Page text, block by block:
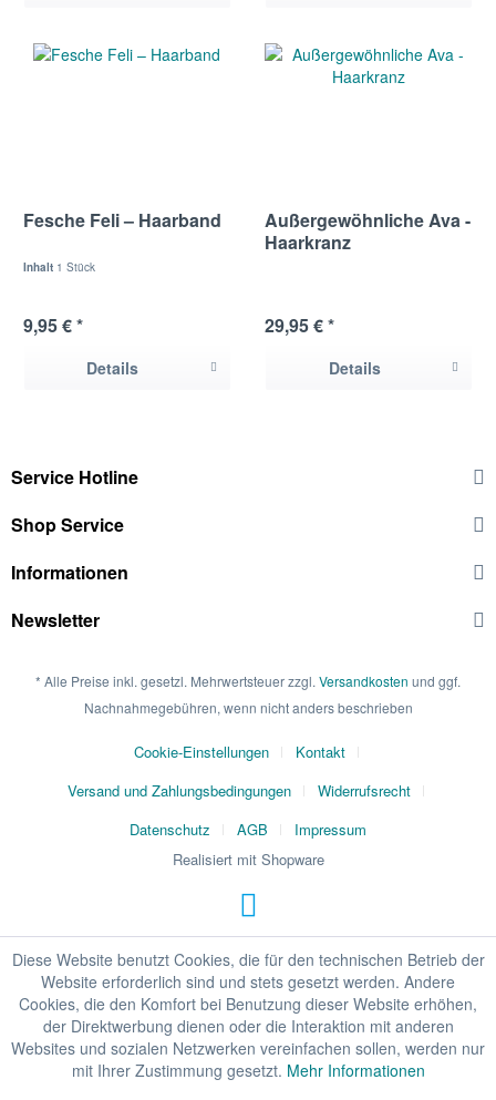
Fesche Feli – Haarband
Inhalt 1 Stück
9,95 € *
Details
Außergewöhnliche Ava -
Haarkranz
29,95 € *
Details
Service Hotline
Shop Service
Informationen
Newsletter
* Alle Preise inkl. gesetzl. Mehrwertsteuer zzgl. Versandkosten und ggf.
Nachnahmegebühren, wenn nicht anders beschrieben
Cookie-Einstellungen
Kontakt
Versand und Zahlungsbedingungen
Widerrufsrecht
Datenschutz
AGB
Impressum
Realisiert mit Shopware
Diese Website benutzt Cookies, die für den technischen Betrieb der
Website erforderlich sind und stets gesetzt werden. Andere
Cookies, die den Komfort bei Benutzung dieser Website erhöhen,
der Direktwerbung dienen oder die Interaktion mit anderen
Websites und sozialen Netzwerken vereinfachen sollen, werden nur
mit Ihrer Zustimmung gesetzt. Mehr Informationen